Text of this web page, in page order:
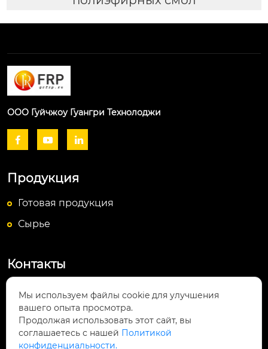
ООО Гуйчжоу Гуангри Технолоджи
  
Продукция
Готовая продукция
Сырье
Контакты

Посёлок Байюньшань, уезд Чаншунь,
провинция Гуйчжоу
info@lightsunfrp.com
Мы используем файлы cookie для улучшения
вашего опыта просмотра.
Продолжая использовать этот сайт, вы
соглашаетесь с нашей Политикой
конфиденциальности.